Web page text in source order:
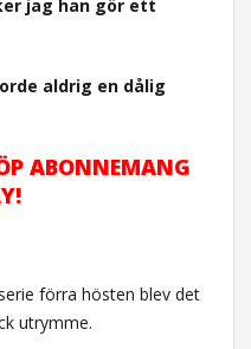
jag han gör ett
aldrig en dålig
ABONNEMANG
förra hösten blev det
utrymme.